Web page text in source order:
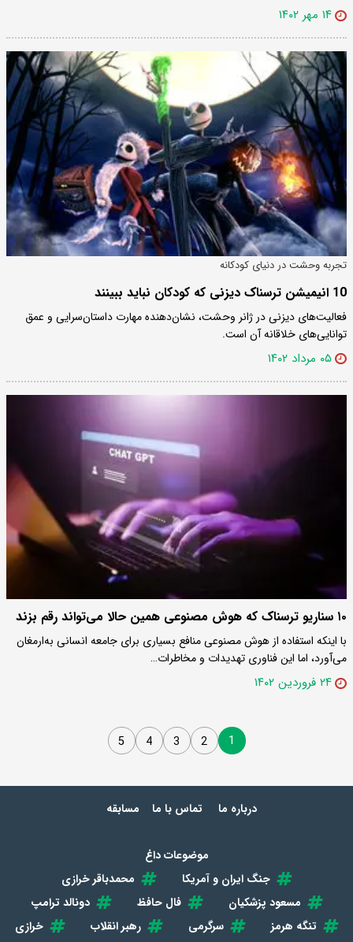
۱۴ مهر ۱۴۰۲
تجربه وحشت در دنیای کودکانه
10 انیمیشن ترسناک دیزنی که کودکان نباید ببینند
فعالیت‌های دیزنی در ژانر وحشت، نشان‌دهنده مهارت داستان‌سرایی و عمق
توانایی‌های خلاقانه آن است.
۰۵ مرداد ۱۴۰۲
۱۰ سناریو ترسناک که هوش مصنوعی همین حالا می‌تواند رقم بزند
با اینکه استفاده از هوش مصنوعی منافع بسیاری برای جامعه انسانی به‌ارمغان
می‌آورد، اما این فناوری تهدیدات و مخاطرات…
۲۴ فروردین ۱۴۰۲
1
2
3
4
5
درباره ما تماس با ما مسابقه
موضوعات داغ
جنگ ایران و آمریکا
محمدباقر خرازی
مسعود پزشکیان
فال حافظ
دونالد ترامپ
تنگه هرمز
سرگرمی رهبر انقلاب خرازی